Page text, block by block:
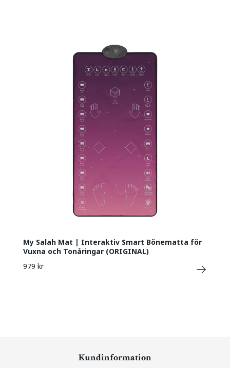
My Salah Mat | Interaktiv Smart Bönematta för
Vuxna och Tonåringar (ORIGINAL)
979 kr
Kundinformation